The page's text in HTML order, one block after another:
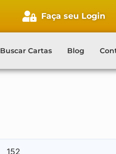
Faça seu Login
Buscar Cartas Blog
152